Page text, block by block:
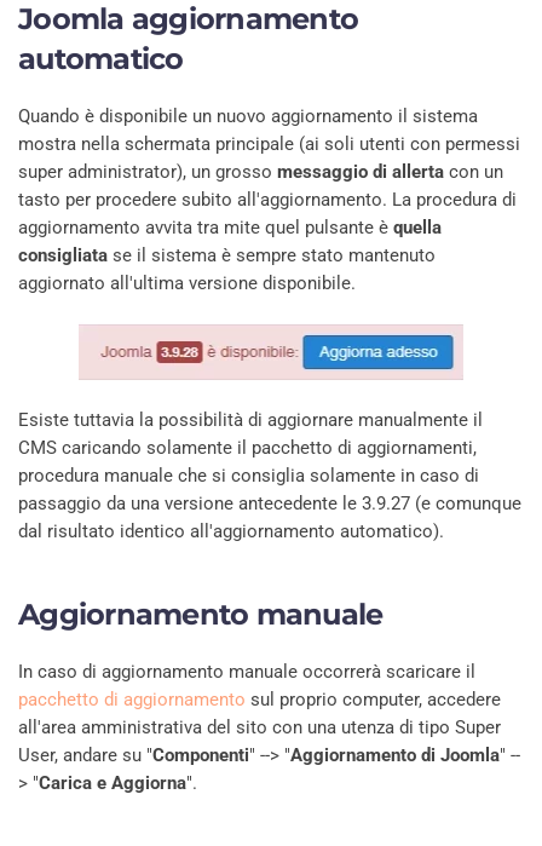
Joomla aggiornamento
automatico
Quando è disponibile un nuovo aggiornamento il sistema
mostra nella schermata principale (ai soli utenti con permessi
super administrator), un grosso messaggio di allerta con un
tasto per procedere subito all'aggiornamento. La procedura di
aggiornamento avvita tra mite quel pulsante è quella
consigliata se il sistema è sempre stato mantenuto
aggiornato all'ultima versione disponibile.
Esiste tuttavia la possibilità di aggiornare manualmente il
CMS caricando solamente il pacchetto di aggiornamenti,
procedura manuale che si consiglia solamente in caso di
passaggio da una versione antecedente le 3.9.27 (e comunque
dal risultato identico all'aggiornamento automatico).
Aggiornamento manuale
In caso di aggiornamento manuale occorrerà scaricare il
pacchetto di aggiornamento sul proprio computer, accedere
all'area amministrativa del sito con una utenza di tipo Super
User, andare su "Componenti" --> "Aggiornamento di Joomla" --
> "Carica e Aggiorna".